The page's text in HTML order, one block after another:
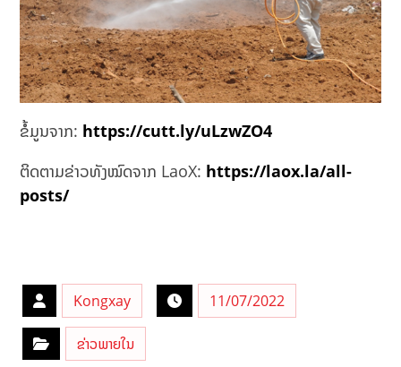
ຂໍ້ມູນຈາກ: https://cutt.ly/uLzwZO4
ຕິດຕາມຂ່າວທັງໝົດຈາກ LaoX: https://laox.la/all-
posts/
Kongxay 11/07/2022
ຂ່າວພາຍໃນ